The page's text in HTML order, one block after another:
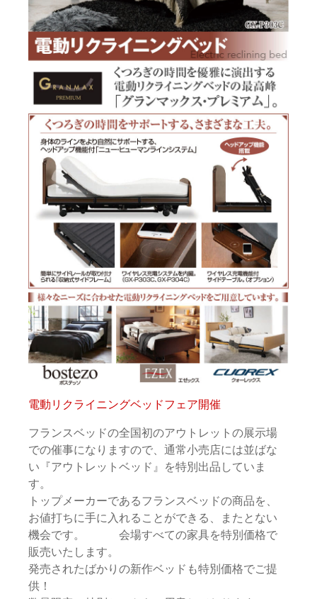
電動リクライニングベッドフェア開催
フランスベッドの全国初のアウトレットの展示場
での催事になりますので、通常小売店には並ばな
い『アウトレットベッド』を特別出品していま
す。
トップメーカーであるフランスベッドの商品を、
お値打ちに手に入れることができる、またとない
機会です。 会場すべての家具を特別価格で
販売いたします。
発売されたばかりの新作ベッドも特別価格でご提
供！